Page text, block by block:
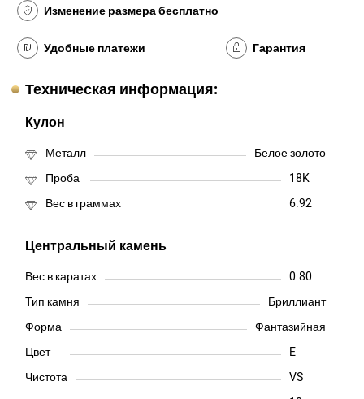
Изменение размера бесплатно
Удобные платежи Гарантия
Техническая информация:
Кулон
Металл
Белое золото
Проба
18K
Вес в граммах
6.92
Центральный камень
Вес в каратах
0.80
Тип камня
Бриллиант
Форма
Фантазийная
Цвет
E
Чистота
VS